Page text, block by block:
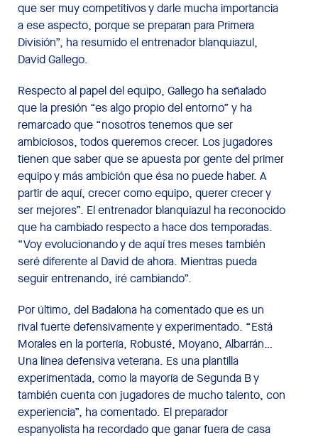
que ser muy competitivos y darle mucha importancia
a ese aspecto, porque se preparan para Primera
División”, ha resumido el entrenador blanquiazul,
David Gallego.
Respecto al papel del equipo, Gallego ha señalado
que la presión “es algo propio del entorno” y ha
remarcado que “nosotros tenemos que ser
ambiciosos, todos queremos crecer. Los jugadores
tienen que saber que se apuesta por gente del primer
equipo y más ambición que ésa no puede haber. A
partir de aquí, crecer como equipo, querer crecer y
ser mejores”. El entrenador blanquiazul ha reconocido
que ha cambiado respecto a hace dos temporadas.
“Voy evolucionando y de aquí tres meses también
seré diferente al David de ahora. Mientras pueda
seguir entrenando, iré cambiando”.
Por último, del Badalona ha comentado que es un
rival fuerte defensivamente y experimentado. “Está
Morales en la portería, Robusté, Moyano, Albarrán…
Una línea defensiva veterana. Es una plantilla
experimentada, como la mayoría de Segunda B y
también cuenta con jugadores de mucho talento, con
experiencia”, ha comentado. El preparador
espanyolista ha recordado que ganar fuera de casa